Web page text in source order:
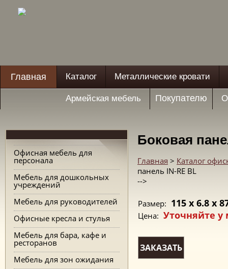
Главная Каталог Металлические кровати
Армейская мебель Покупателю
Офисная мебель для
персонала
Мебель для дошкольных
учреждений
Мебель для руководителей
Офисные кресла и стулья
Мебель для бара, кафе и
ресторанов
Мебель для зон ожидания
Боковая
Главная > Каталог
панель IN-RE BL
-->
Размер: 115 x 6.8 x
Цена: Уточняйте
ЗАКАЗАТЬ